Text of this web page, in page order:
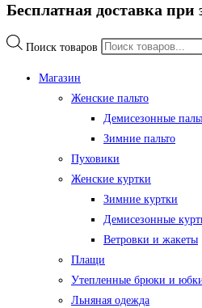
Бесплатная доставка при
Поиск товаров
Магазин
Женские пальто
Демисезонные
Зимние пальто
Пуховики
Женские куртки
Зимние куртки
Демисезонные
Ветровки и жакеты
Плащи
Утепленные брюки и
Льняная одежда